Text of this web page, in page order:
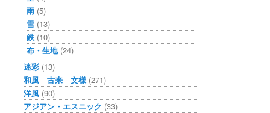
雨 (5)
雪 (13)
鉄 (10)
布・生地(24)
迷彩 (13)
和風 古来 文様 (271)
洋風 (90)
アジアン・エスニック (33)